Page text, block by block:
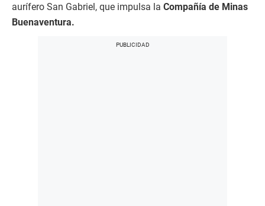
aurífero San Gabriel, que impulsa la Compañía de Minas
Buenaventura.